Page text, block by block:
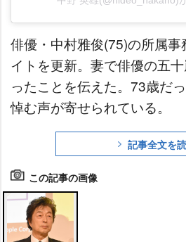
俳優・中村雅俊(75)の所属
イトを更新。妻で俳優の五
ったことを伝えた。73歳だ
悼む声が寄せられている。
記事全文を
この記事の画像